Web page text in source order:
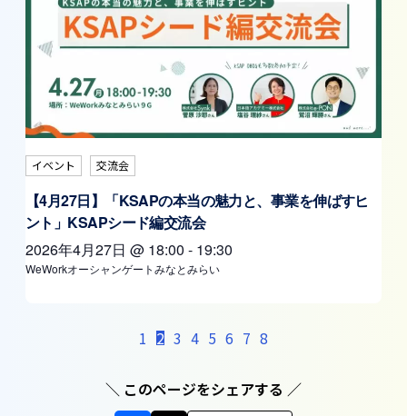
イベント 交流会
【4月27日】「KSAPの本当の魅力と、事業を伸ばすヒ
ント」KSAPシード編交流会
2026年4月27日 @ 18:00 - 19:30
WeWorkオーシャンゲートみなとみらい
1 2 3 4 5 6 7 8
＼ このページをシェアする ／